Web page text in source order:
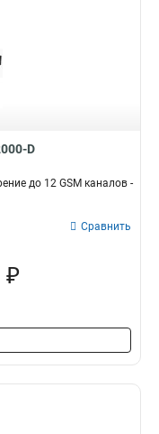
D
до 12 GSM каналов -
Сравнить
₽